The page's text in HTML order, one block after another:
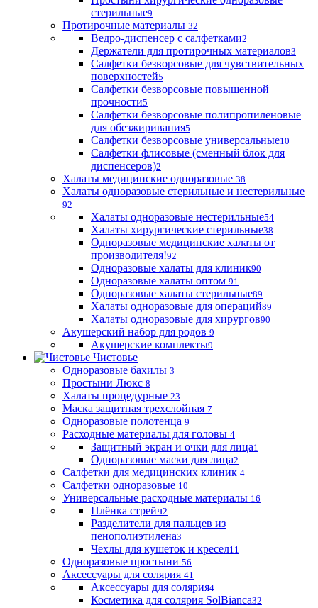
стерильные9
Протирочные материалы 32
Ведро-диспенсер с салфетками2
Держатели для протирочных материалов3
Салфетки безворсовые для чувствительных
поверхностей5
Салфетки безворсовые повышенной
прочности5
Салфетки безворсовые полипропиленовые
для обезжиривания5
Салфетки безворсовые универсальные10
Салфетки флисовые (сменный блок для
диспенсеров)2
Халаты медицинские одноразовые 38
Халаты одноразовые стерильные и нестерильные
92
Халаты одноразовые нестерильные54
Халаты хирургические стерильные38
Одноразовые медицинские халаты от
производителя!92
Одноразовые халаты для клиник90
Одноразовые халаты оптом 91
Одноразовые халаты стерильные89
Халаты одноразовые для операций89
Халаты одноразовые для хирургов90
Акушерский набор для родов 9
Акушерские комплекты9
Чистовье
Одноразовые бахилы 3
Простыни Люкс 8
Халаты процедурные 23
Маска защитная трехслойная 7
Одноразовые полотенца 9
Расходные материалы для головы 4
Защитный экран и очки для лица1
Одноразовые маски для лица2
Салфетки для медицинских клиник 4
Салфетки одноразовые 10
Универсальные расходные материалы 16
Плёнка стрейч2
Разделители для пальцев из
пенополиэтилена3
Чехлы для кушеток и кресел11
Одноразовые простыни 56
Аксессуары для солярия 41
Аксессуары для солярия4
Косметика для солярия SolBianca32